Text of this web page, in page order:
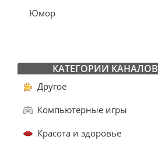
Юмор
КАТЕГОРИИ КАНАЛОВ
Другое
Компьютерные игры
Красота и здоровье